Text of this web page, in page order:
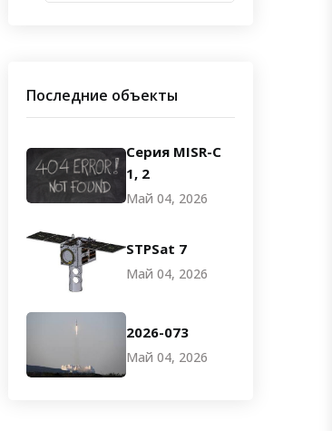
Последние объекты
Серия MISR-C
1, 2
Май 04, 2026
STPSat 7
Май 04, 2026
2026-073
Май 04, 2026